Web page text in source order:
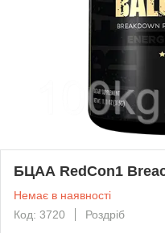
БЦАА RedCon1
Немає в наявності
Код: 3720
Роздріб